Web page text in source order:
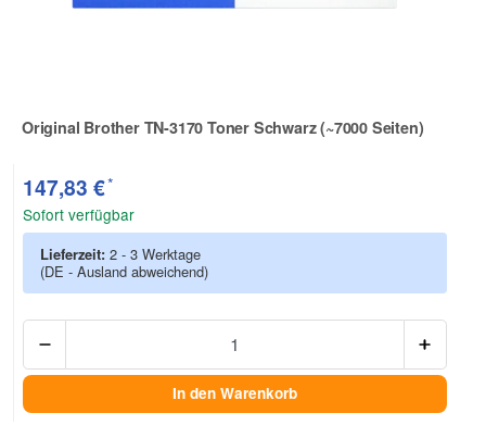
Original Brother TN-3170 Toner Schwarz (~7000 Seiten)
Zur Artikelbewertung
147,83 €*
Sofort verfügbar
Lieferzeit: 2 - 3 Werktage
(DE - Ausland abweichend)
In den Warenkorb